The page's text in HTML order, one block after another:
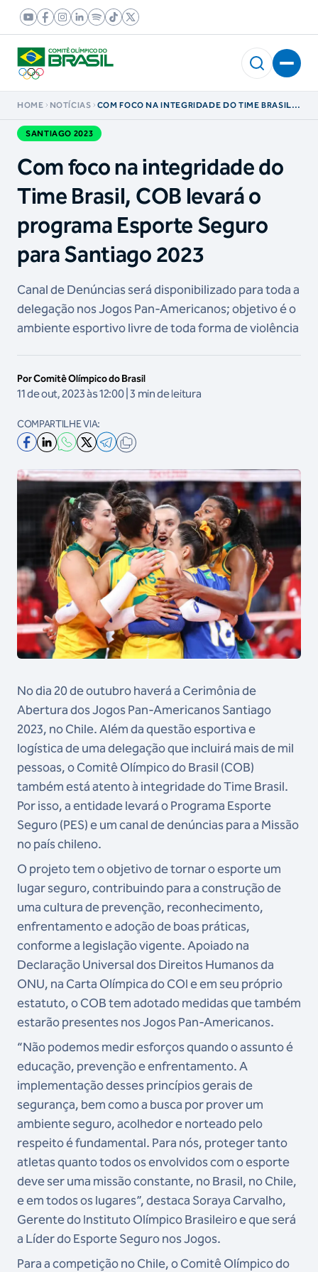
HOME NOTÍCIAS
COM FOCO NA INTEGRIDADE DO TIME BRASIL,
PARA SANTIAGO 2023
SANTIAGO 2023
Com foco na integridade do
Time Brasil, COB levará o
programa Esporte Seguro
para Santiago 2023
Canal de Denúncias será disponibilizado para toda a
delegação nos Jogos Pan-Americanos; objetivo é o
ambiente esportivo livre de toda forma de violência
Por Comitê Olímpico do Brasil
11 de out, 2023 às 12:00 | 3 min de leitura
COMPARTILHE VIA:
No dia 20 de outubro haverá a Cerimônia de
Abertura dos Jogos Pan-Americanos Santiago
2023, no Chile. Além da questão esportiva e
logística de uma delegação que incluirá mais de mil
pessoas, o Comitê Olímpico do Brasil (COB)
também está atento à integridade do Time Brasil.
Por isso, a entidade levará o Programa Esporte
Seguro (PES) e um canal de denúncias para a Missão
no país chileno.
O projeto tem o objetivo de tornar o esporte um
lugar seguro, contribuindo para a construção de
uma cultura de prevenção, reconhecimento,
enfrentamento e adoção de boas práticas,
conforme a legislação vigente. Apoiado na
Declaração Universal dos Direitos Humanos da
ONU, na Carta Olímpica do COI e em seu próprio
estatuto, o COB tem adotado medidas que também
estarão presentes nos Jogos Pan-Americanos.
“Não podemos medir esforços quando o assunto é
educação, prevenção e enfrentamento. A
implementação desses princípios gerais de
segurança, bem como a busca por prover um
ambiente seguro, acolhedor e norteado pelo
respeito é fundamental. Para nós, proteger tanto
atletas quanto todos os envolvidos com o esporte
deve ser uma missão constante, no Brasil, no Chile,
e em todos os lugares”, destaca Soraya Carvalho,
Gerente do Instituto Olímpico Brasileiro e que será
a Líder do Esporte Seguro nos Jogos.
Para a competição no Chile, o Comitê Olímpico do